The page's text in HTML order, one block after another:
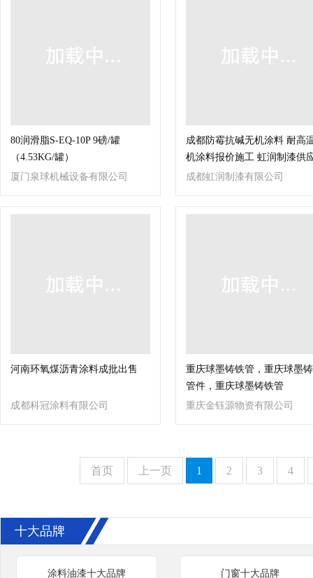
80润滑脂S-EQ-10P 9磅/罐
（4.53KG/罐）
厦门泉球机械设备有限公司
成都防霉抗碱无机涂料 耐高
机涂料报价施工 虹润制漆供
成都虹润制漆有限公司
河南环氧煤沥青涂料成批出售
成都科冠涂料有限公司
重庆球墨铸铁管，重庆球墨
管件，重庆球墨铸铁管
重庆金钰源物资有限公司
首页 上一页 1 2 3 4
十大品牌
涂料油漆十大品牌 门窗十大品牌